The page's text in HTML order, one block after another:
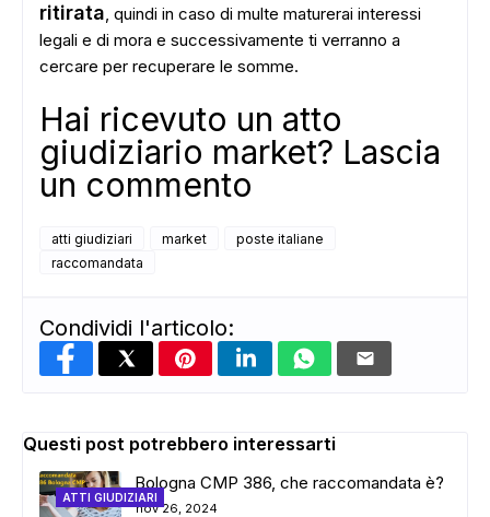
ritirata, quindi in caso di multe maturerai interessi
legali e di mora e successivamente ti verranno a
cercare per recuperare le somme.
Hai ricevuto un atto
giudiziario market? Lascia
un commento
atti giudiziari market
poste italiane
raccomandata
Condividi l'articolo:
Questi post potrebbero interessarti
ATTI GIUDIZIARI
Bologna CMP 386, che raccomandata è?
nov 26, 2024